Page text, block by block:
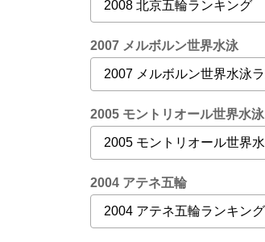
2007 メルボルン世界水泳
2005 モントリオール世界水泳
2004 アテネ五輪